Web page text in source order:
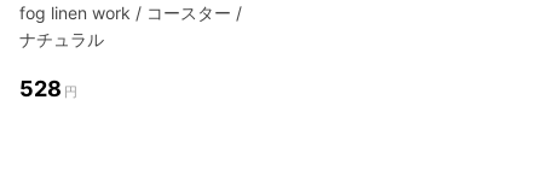
fog linen work / コースター /
ナチュラル
528 円